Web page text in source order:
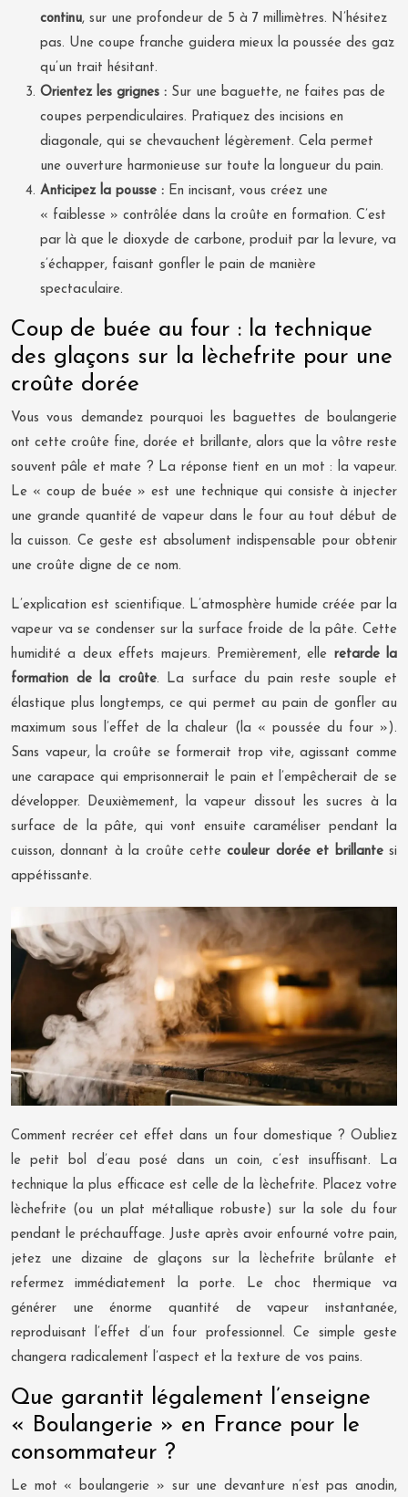
continu, sur une profondeur de 5 à 7 millimètres. N’hésitez
pas. Une coupe franche guidera mieux la poussée des gaz
qu’un trait hésitant.
Orientez les grignes : Sur une baguette, ne faites pas de
coupes perpendiculaires. Pratiquez des incisions en
diagonale, qui se chevauchent légèrement. Cela permet
une ouverture harmonieuse sur toute la longueur du pain.
Anticipez la pousse : En incisant, vous créez une
« faiblesse » contrôlée dans la croûte en formation. C’est
par là que le dioxyde de carbone, produit par la levure, va
s’échapper, faisant gonfler le pain de manière
spectaculaire.
Coup de buée au four : la technique
des glaçons sur la lèchefrite pour une
croûte dorée
Vous vous demandez pourquoi les baguettes de boulangerie
ont cette croûte fine, dorée et brillante, alors que la vôtre reste
souvent pâle et mate ? La réponse tient en un mot : la vapeur.
Le « coup de buée » est une technique qui consiste à injecter
une grande quantité de vapeur dans le four au tout début de
la cuisson. Ce geste est absolument indispensable pour obtenir
une croûte digne de ce nom.
L’explication est scientifique. L’atmosphère humide créée par la
vapeur va se condenser sur la surface froide de la pâte. Cette
humidité a deux effets majeurs. Premièrement, elle retarde la
formation de la croûte. La surface du pain reste souple et
élastique plus longtemps, ce qui permet au pain de gonfler au
maximum sous l’effet de la chaleur (la « poussée du four »).
Sans vapeur, la croûte se formerait trop vite, agissant comme
une carapace qui emprisonnerait le pain et l’empêcherait de se
développer. Deuxièmement, la vapeur dissout les sucres à la
surface de la pâte, qui vont ensuite caraméliser pendant la
cuisson, donnant à la croûte cettecouleur dorée et brillantesi
appétissante.
Comment recréer cet effet dans un four domestique ? Oubliez
le petit bol d’eau posé dans un coin, c’est insuffisant. La
technique la plus efficace est celle de la lèchefrite. Placez votre
lèchefrite (ou un plat métallique robuste) sur la sole du four
pendant le préchauffage. Juste après avoir enfourné votre pain,
jetez une dizaine de glaçons sur la lèchefrite brûlante et
refermez immédiatement la porte. Le choc thermique va
générer une énorme quantité de vapeur instantanée,
reproduisant l’effet d’un four professionnel. Ce simple geste
changera radicalement l’aspect et la texture de vos pains.
Que garantit légalement l’enseigne
« Boulangerie » en France pour le
consommateur ?
Le mot « boulangerie » sur une devanture n’est pas anodin,